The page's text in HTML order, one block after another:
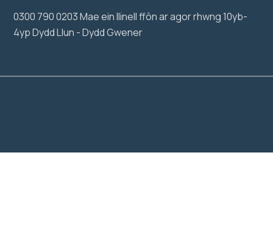
0300 790 0203 Mae ein llinell ffôn ar agor rhwng 10yb-
4yp Dydd Llun - Dydd Gwener